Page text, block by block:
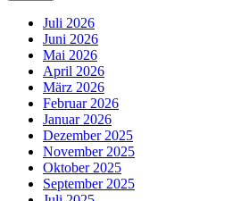
Juli 2026
Juni 2026
Mai 2026
April 2026
März 2026
Februar 2026
Januar 2026
Dezember 2025
November 2025
Oktober 2025
September 2025